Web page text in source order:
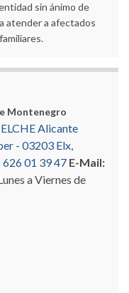
sin ánimo de
atender a afectados
Montenegro
Alicante
- 03203 Elx,
626 01 39 47 E-Mail:
a Viernes de